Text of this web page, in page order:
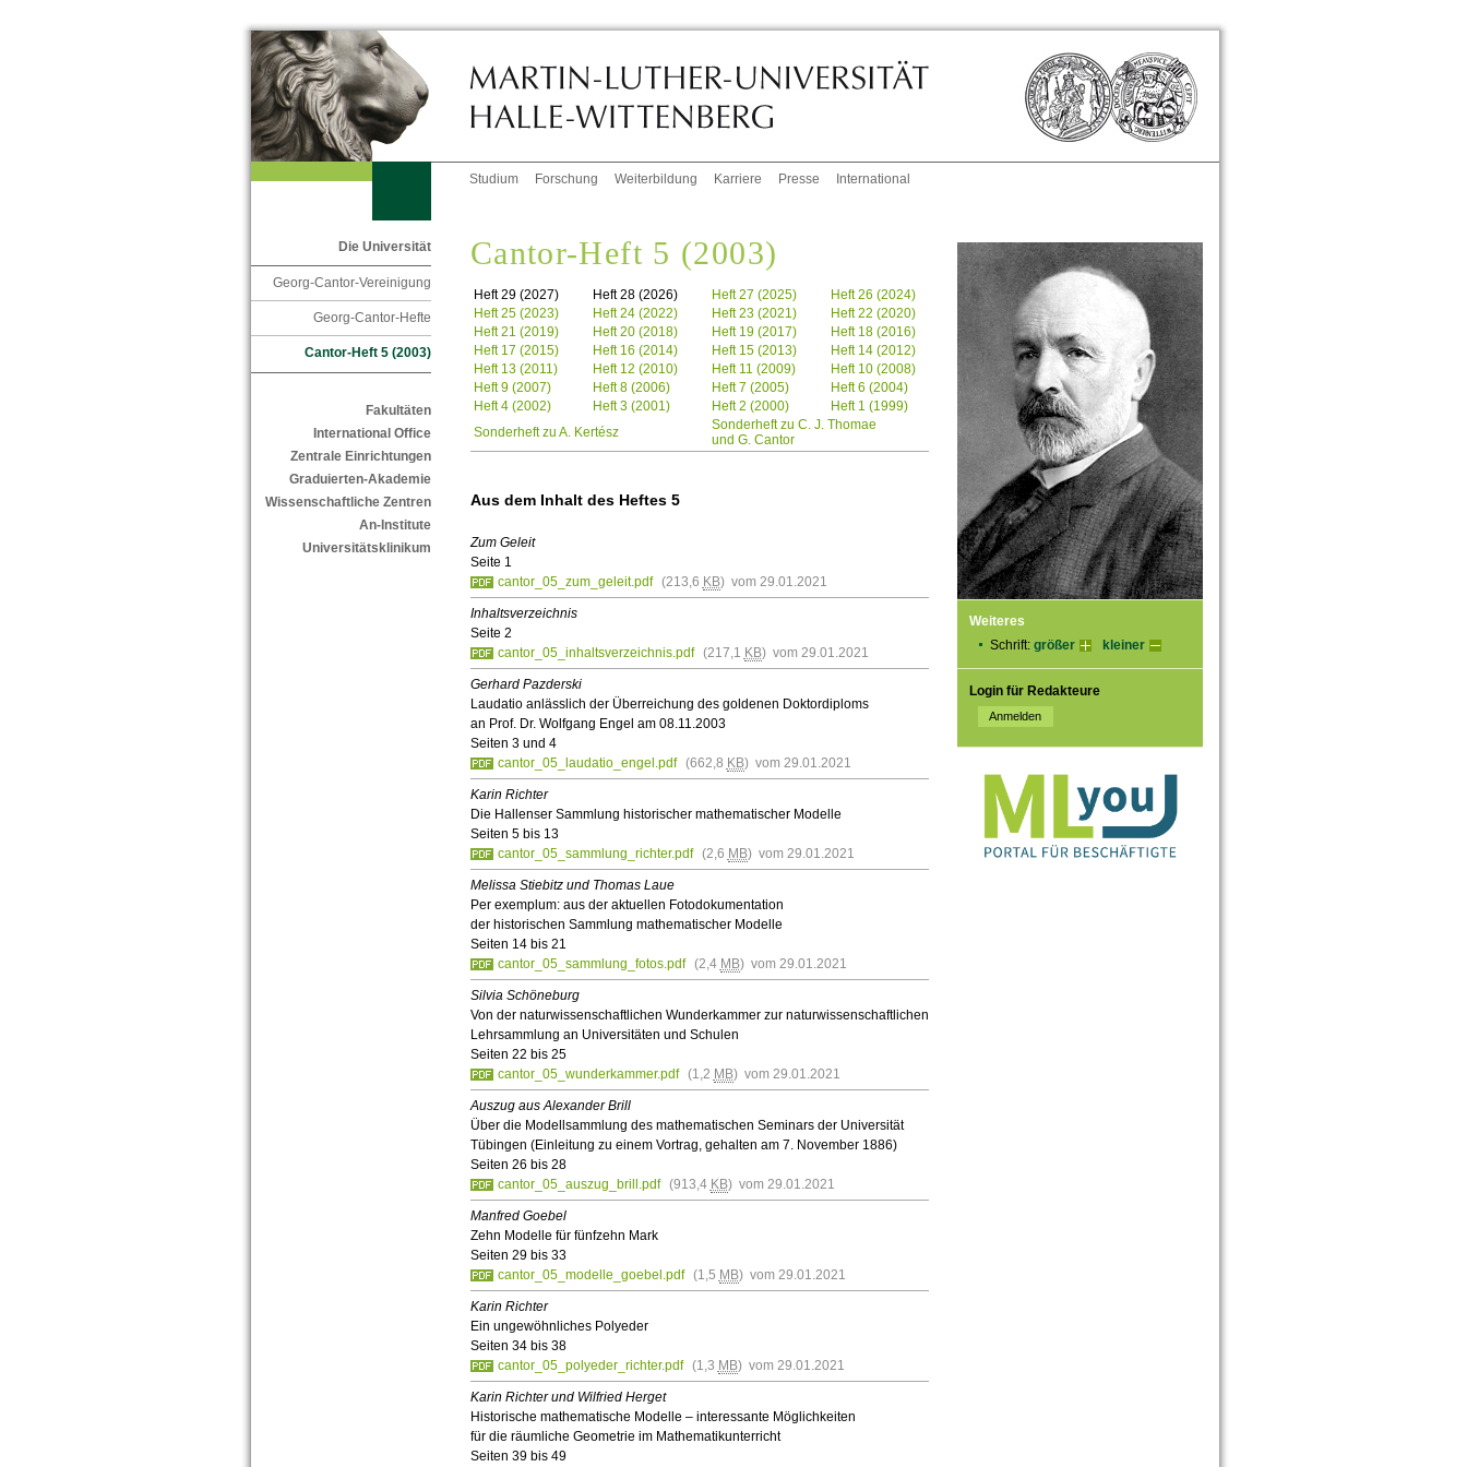
Studium Forschung Weiterbildung Karriere Presse International
Die Universität
Georg-Cantor-Vereinigung
Georg-Cantor-Hefte
Cantor-Heft 5 (2003)
Fakultäten
International Office
Zentrale Einrichtungen
Graduierten-Akademie
Wissenschaftliche Zentren
An-Institute
Universitätsklinikum
Weiteres
Schrift: größer kleiner
Login für Redakteure
Cantor-Heft 5 (2003)
Heft 29 (2027) Heft 28 (2026) Heft 27 (2025)
Heft 26 (2024)
Heft 25 (2023)
Heft 24 (2022) Heft 23 (2021)
Heft 22 (2020)
Heft 21 (2019)
Heft 20 (2018) Heft 19 (2017)
Heft 18 (2016)
Heft 17 (2015)
Heft 16 (2014) Heft 15 (2013)
Heft 14 (2012)
Heft 13 (2011)
Heft 12 (2010) Heft 11 (2009)
Heft 10 (2008)
Heft 9 (2007)
Heft 8 (2006) Heft 7 (2005)
Heft 6 (2004)
Heft 4 (2002)
Heft 3 (2001) Heft 2 (2000)
Heft 1 (1999)
Sonderheft zu A. Kertész
Sonderheft zu C. J. Thomae
und G. Cantor
Aus dem Inhalt des Heftes 5
Zum Geleit
Seite 1
cantor_05_zum_geleit.pdf (213,6 KB) vom 29.01.2021
Inhaltsverzeichnis
Seite 2
cantor_05_inhaltsverzeichnis.pdf (217,1 KB) vom 29.01.2021
Gerhard Pazderski
Laudatio anlässlich der Überreichung des goldenen Doktordiploms
an Prof. Dr. Wolfgang Engel am 08.11.2003
Seiten 3 und 4
cantor_05_laudatio_engel.pdf (662,8 KB) vom 29.01.2021
Karin Richter
Die Hallenser Sammlung historischer mathematischer Modelle
Seiten 5 bis 13
cantor_05_sammlung_richter.pdf (2,6 MB) vom 29.01.2021
Melissa Stiebitz und Thomas Laue
Per exemplum: aus der aktuellen Fotodokumentation
der historischen Sammlung mathematischer Modelle
Seiten 14 bis 21
cantor_05_sammlung_fotos.pdf (2,4 MB) vom 29.01.2021
Silvia Schöneburg
Von der naturwissenschaftlichen Wunderkammer zur naturwissenschaftlichen
Lehrsammlung an Universitäten und Schulen
Seiten 22 bis 25
cantor_05_wunderkammer.pdf (1,2 MB) vom 29.01.2021
Auszug aus Alexander Brill
Über die Modellsammlung des mathematischen Seminars der Universität
Tübingen (Einleitung zu einem Vortrag, gehalten am 7. November 1886)
Seiten 26 bis 28
cantor_05_auszug_brill.pdf (913,4 KB) vom 29.01.2021
Manfred Goebel
Zehn Modelle für fünfzehn Mark
Seiten 29 bis 33
cantor_05_modelle_goebel.pdf (1,5 MB) vom 29.01.2021
Karin Richter
Ein ungewöhnliches Polyeder
Seiten 34 bis 38
cantor_05_polyeder_richter.pdf (1,3 MB) vom 29.01.2021
Karin Richter und Wilfried Herget
Historische mathematische Modelle – interessante Möglichkeiten
für die räumliche Geometrie im Mathematikunterricht
Seiten 39 bis 49